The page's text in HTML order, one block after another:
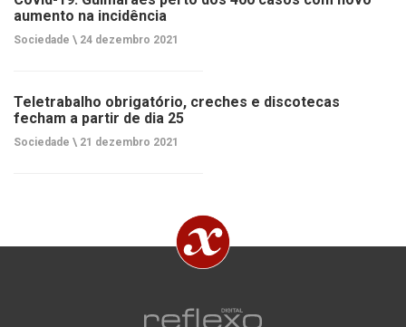
aumento na incidência
Sociedade \ 24 dezembro 2021
Teletrabalho obrigatório, creches e discotecas
fecham a partir de dia 25
Sociedade \ 21 dezembro 2021